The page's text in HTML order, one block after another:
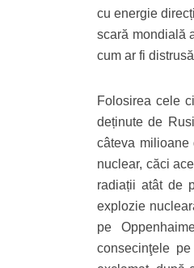
cu energie
scară mondială
cum ar fi
Folosirea cele
deținute de
câteva milioane
nuclear, căci
radiații atât de
explozie
pe
consecinţele